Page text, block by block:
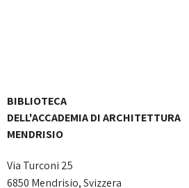
BIBLIOTECA
DELL'ACCADEMIA DI ARCHITETTURA
MENDRISIO
Via Turconi 25
6850 Mendrisio, Svizzera